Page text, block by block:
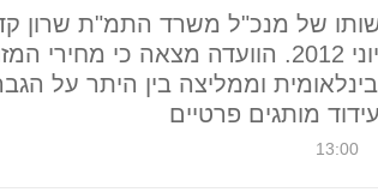
של מנכ"ל משרד התמ"ת שרון
עבודתה בחודש יוני 2012. הוועדה מצאה כי
וממליצה בין היתר על
מותגים פרטיים
13:00